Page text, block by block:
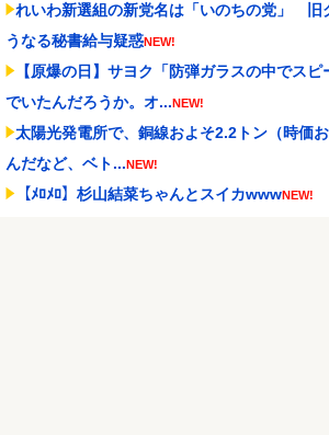
れいわ新選組の新党名は「いのちの党」
うなる秘書給与疑惑NEW!
【原爆の日】サヨク「防弾ガラスの中でス
でいたんだろうか。オ...NEW!
太陽光発電所で、銅線およそ2.2トン（時価
んだなど、ベト...NEW!
【ﾒﾛﾒﾛ】杉山結菜ちゃんとスイカwwwNEW!